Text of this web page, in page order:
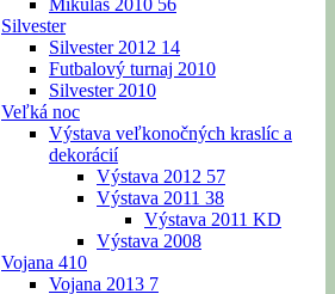
Mikuláš 2010 56
Silvester
Silvester 2012 14
Futbalový turnaj 2010
Silvester 2010
Veľká noc
Výstava veľkonočných kraslíc a
dekorácií
Výstava 2012 57
Výstava 2011 38
Výstava 2011 KD
Výstava 2008
Vojana 410
Vojana 2013 7